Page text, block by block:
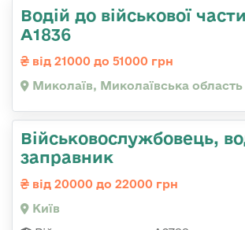
Водій до військової
А1836
від 21000 до 51000 грн
Миколаїв, Миколаївська область
Військовослужбовець,
заправник
від 20000 до 22000 грн
Київ